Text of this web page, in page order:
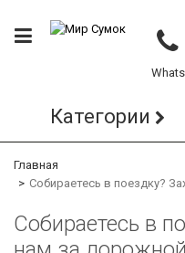
Категории
Главная
Собираетесь в поездку?
Собираетесь в